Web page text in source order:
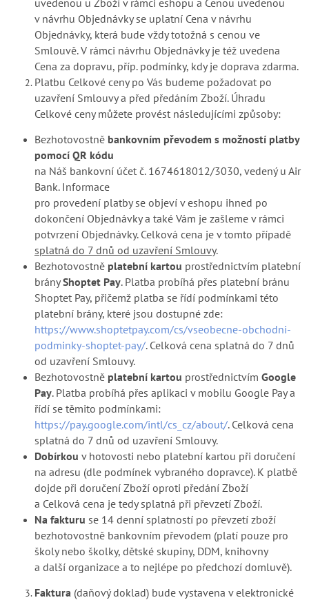
v návrhu Objednávky se uplatní Cena v návrhu
Objednávky, která bude vždy totožná s cenou ve
Smlouvě. V rámci návrhu Objednávky je též uvedena
Cena za dopravu, příp. podmínky, kdy je doprava zdarma.
Platbu Celkové ceny po Vás budeme požadovat po
uzavření Smlouvy a před předáním Zboží. Úhradu
Celkové ceny můžete provést následujícími způsoby:
Bezhotovostně bankovním převodem s možností platby
pomocí QR kódu
na Náš bankovní účet č. 1674618012/3030, vedený u Air
Bank. Informace
pro provedení platby se objeví v eshopu ihned po
dokončení Objednávky a také Vám je zašleme v rámci
potvrzení Objednávky. Celková cena je v tomto případě
splatná do 7 dnů od uzavření Smlouvy.
Bezhotovostně platební kartou prostřednictvím platební
brányShoptet Pay. Platba probíhá přes platební bránu
Shoptet Pay, přičemž platba se řídí podmínkami této
platební brány, které jsou dostupné zde:
https://www.shoptetpay.com/cs/vseobecne-obchodni-
podminky-shoptet-pay/. Celková cena splatná do 7 dnů
od uzavření Smlouvy.
Bezhotovostně platební kartou prostřednictvím Google
Pay. Platba probíhá přes aplikaci v mobilu Google Pay a
řídí se těmito podmínkami:
https://pay.google.com/intl/cs_cz/about/. Celková cena
splatná do 7 dnů od uzavření Smlouvy.
Dobírkou v hotovosti nebo platební kartou při doručení
na adresu (dle podmínek vybraného dopravce). K platbě
dojde při doručení Zboží oproti předání Zboží
a Celková cena je tedy splatná při převzetí Zboží.
Na fakturu se 14 denní splatností po převzetí zboží
bezhotovostně bankovním převodem (platí pouze pro
školy nebo školky, dětské skupiny, DDM, knihovny
a další organizace a to nejlépe po předchozí domluvě).
Faktura (daňový doklad) bude vystavena v elektronické